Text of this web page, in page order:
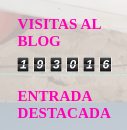
VISITAS AL
BLOG
1 9 3 0 1 6
ENTRADA
DESTACADA